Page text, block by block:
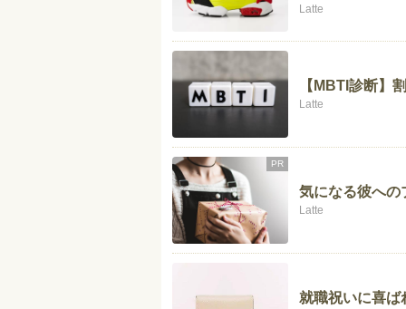
Latte
【MBTI診断】
Latte
PR
気になる彼への
Latte
就職祝いに喜ば